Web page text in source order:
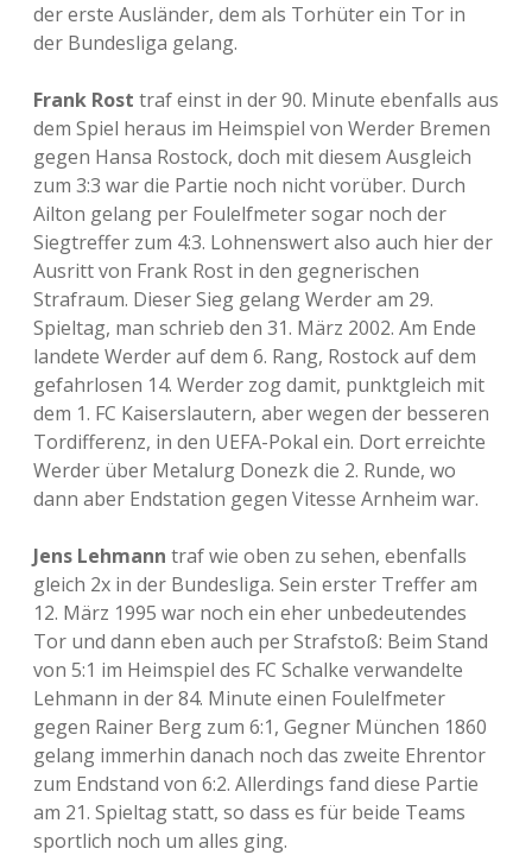
der erste Ausländer, dem als Torhüter ein Tor in
der Bundesliga gelang.
Frank Rost traf einst in der 90. Minute ebenfalls aus
dem Spiel heraus im Heimspiel von Werder Bremen
gegen Hansa Rostock, doch mit diesem Ausgleich
zum 3:3 war die Partie noch nicht vorüber. Durch
Ailton gelang per Foulelfmeter sogar noch der
Siegtreffer zum 4:3. Lohnenswert also auch hier der
Ausritt von Frank Rost in den gegnerischen
Strafraum. Dieser Sieg gelang Werder am 29.
Spieltag, man schrieb den 31. März 2002. Am Ende
landete Werder auf dem 6. Rang, Rostock auf dem
gefahrlosen 14. Werder zog damit, punktgleich mit
dem 1. FC Kaiserslautern, aber wegen der besseren
Tordifferenz, in den UEFA-Pokal ein. Dort erreichte
Werder über Metalurg Donezk die 2. Runde, wo
dann aber Endstation gegen Vitesse Arnheim war.
Jens Lehmann traf wie oben zu sehen, ebenfalls
gleich 2x in der Bundesliga. Sein erster Treffer am
12. März 1995 war noch ein eher unbedeutendes
Tor und dann eben auch per Strafstoß: Beim Stand
von 5:1 im Heimspiel des FC Schalke verwandelte
Lehmann in der 84. Minute einen Foulelfmeter
gegen Rainer Berg zum 6:1, Gegner München 1860
gelang immerhin danach noch das zweite Ehrentor
zum Endstand von 6:2. Allerdings fand diese Partie
am 21. Spieltag statt, so dass es für beide Teams
sportlich noch um alles ging.